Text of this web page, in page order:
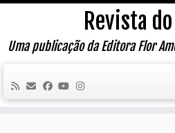
Skip
content
Revista
Uma publicação da Editora Flor